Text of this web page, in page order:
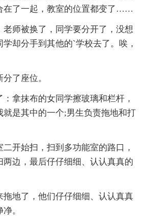
在了一起，教室的位置都变了……
老师被换了，同学要分开了，没想
却分手到其他的`学校去了。唉，
了座位。
拿抹布的女同学擦玻璃和栏杆，
就是其中的一个;男生负责拖地和打
开始扫，扫到多功能室的路口，
两边，最后仔仔细细、认认真真的
拖地了，他们仔仔细细、认认真真
。